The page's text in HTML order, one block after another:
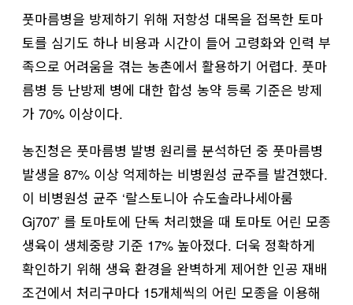
풋마름병을 방제하기 위해 저항성 대목을 접목한 토마
토를 심기도 하나 비용과 시간이 들어 고령화와 인력 부
족으로 어려움을 겪는 농촌에서 활용하기 어렵다. 풋마
름병 등 난방제 병에 대한 합성 농약 등록 기준은 방제
가 70% 이상이다.
농진청은 풋마름병 발병 원리를 분석하던 중 풋마름병
발생을 87% 이상 억제하는 비병원성 균주를 발견했다.
이 비병원성 균주 ‘랄스토니아 슈도솔라나세아룸
Gj707’ 를 토마토에 단독 처리했을 때 토마토 어린 모종
생육이 생체중량 기준 17% 높아졌다. 더욱 정확하게
확인하기 위해 생육 환경을 완벽하게 제어한 인공 재배
조건에서 처리구마다 15개체씩의 어린 모종을 이용해